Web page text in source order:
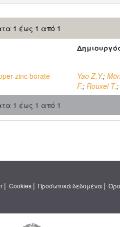
1 έως 1 από 1
zinc borate
Yao Z.Y.;
F.; Rouxel T.;
1 έως 1 από 1
| Cookies | Προσωπικά δεδομένα |